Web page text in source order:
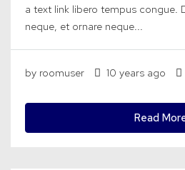
a text link libero tempus congue.
neque, et ornare neque...
by roomuser 10 years ago
Read